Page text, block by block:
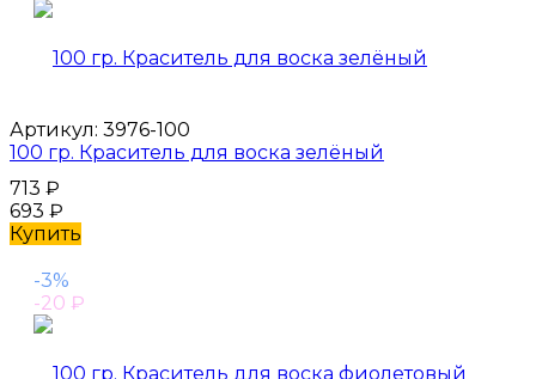
Артикул: 3976-100
100 гр. Краситель для воска зелёный
713 ₽
693 ₽
Купить
-3%
-20 ₽